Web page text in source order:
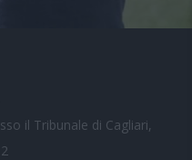
il Tribunale di Cagliari,